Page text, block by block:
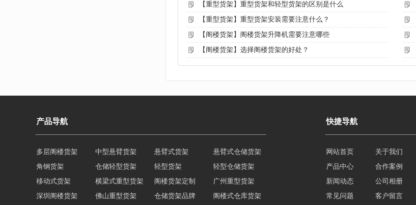
【重型货架】重型货架和轻型货架的区别是什么
【重型货架】重型货架安装需要注意什么？
【阁楼货架】阁楼货架升降机需要注意哪些
【阁楼货架】选择阁楼货架的好处？
产品导航
多层阁楼货架 中型悬臂货架 悬臂式货架
悬臂式仓储货架
角钢货架
仓储轻型货架 轻型货架
轻型仓储货架
移动式货架
横梁式重型货架 阁楼货架定制
广州重型货架
深圳阁楼货架
佛山重型货架 仓储货架品牌 阁楼式仓库货架
快捷导航
网站首页
关于我们
产品中心
合作案例
新闻动态
公司相册
常见问题
客户留言